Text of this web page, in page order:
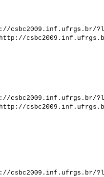
csbc2009.inf.ufrgs.br/
csbc2009.inf.ufrgs.br/
csbc2009.inf.ufrgs.br/
csbc2009.inf.ufrgs.br/
csbc2009.inf.ufrgs.br/